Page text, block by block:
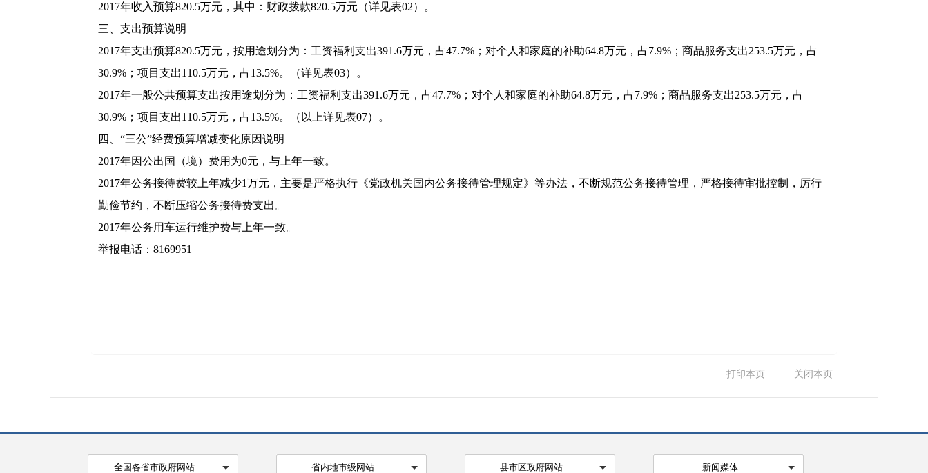
2017年收入预算820.5万元，其中：财政拨款820.5万元（详见表02）。
三、支出预算说明
2017年支出预算820.5万元，按用途划分为：工资福利支出391.6万元，占47.7%；对个人和家庭的补助64.8万元，占7.9%；商品服务支出253.5万元，占
30.9%；项目支出110.5万元，占13.5%。（详见表03）。
2017年一般公共预算支出按用途划分为：工资福利支出391.6万元，占47.7%；对个人和家庭的补助64.8万元，占7.9%；商品服务支出253.5万元，占
30.9%；项目支出110.5万元，占13.5%。（以上详见表07）。
四、“三公”经费预算增减变化原因说明
2017年因公出国（境）费用为0元，与上年一致。
2017年公务接待费较上年减少1万元，主要是严格执行《党政机关国内公务接待管理规定》等办法，不断规范公务接待管理，严格接待审批控制，厉行
勤俭节约，不断压缩公务接待费支出。
2017年公务用车运行维护费与上年一致。
举报电话：8169951
打印本页 关闭本页
全国各省市政府网站 省内地市级网站 县市区政府网站 新闻媒体